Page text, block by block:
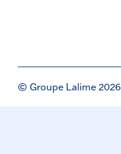
© Groupe Lalime 2026